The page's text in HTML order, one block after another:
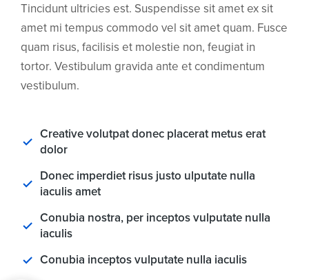
Tincidunt ultricies est. Suspendisse sit amet ex sit
amet mi tempus commodo vel sit amet quam. Fusce
quam risus, facilisis et molestie non, feugiat in
tortor. Vestibulum gravida ante et condimentum
vestibulum.
Creative volutpat donec placerat metus erat
dolor
Donec imperdiet risus justo ulputate nulla
iaculis amet
Conubia nostra, per inceptos vulputate nulla
iaculis
Conubia inceptos vulputate nulla iaculis